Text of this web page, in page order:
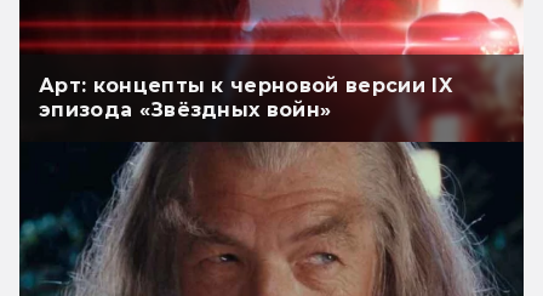
Арт: концепты к черновой версии IX
эпизода «Звёздных войн»